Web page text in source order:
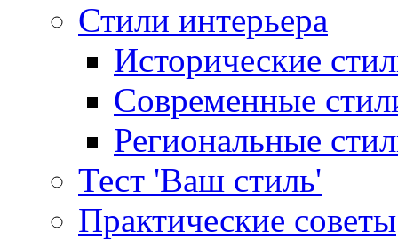
Стили интерьера
Исторические
Современные
Региональные
Тест 'Ваш стиль'
Практические советы